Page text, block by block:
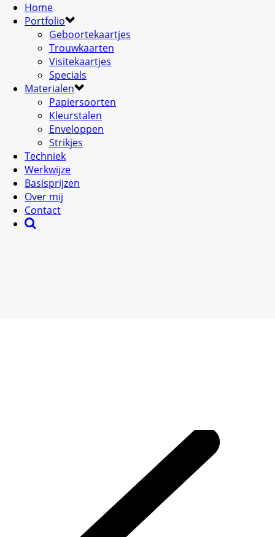
Home
Portfolio
Geboortekaartjes
Trouwkaarten
Visitekaartjes
Specials
Materialen
Papiersoorten
Kleurstalen
Enveloppen
Strikjes
Techniek
Werkwijze
Basisprijzen
Over mij
Contact